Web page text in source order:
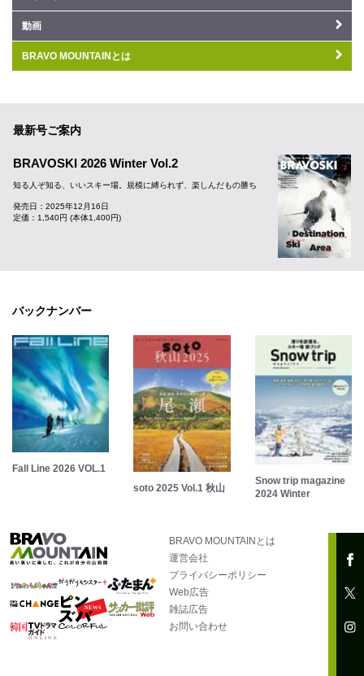
動画
BRAVO MOUNTAINとは
最新号ご案内
BRAVOSKI 2026 Winter Vol.2
知る人ぞ知る、いいスキー場。規模に縛られず、楽しんだもの勝ち
発売日：2025年12月16日
定価：1,540円 (本体1,400円)
バックナンバー
Fall Line 2026 VOL.1
soto 2025 Vol.1 秋山
Snow trip magazine
2024 Winter
BRAVO MOUNTAINとは
運営会社
プライバシーポリシー
Web広告
雑誌広告
お問い合わせ